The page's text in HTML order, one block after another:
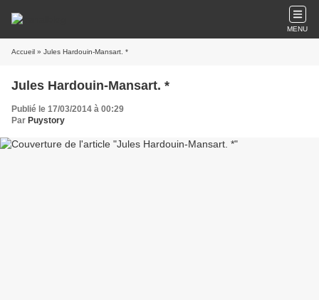
MENU
Accueil » Jules Hardouin-Mansart. *
Jules Hardouin-Mansart. *
Publié le 17/03/2014 à 00:29
Par Puystory